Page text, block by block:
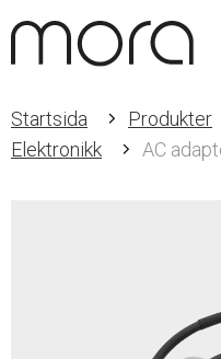
Startsida Produkter
Elektronikk
AC